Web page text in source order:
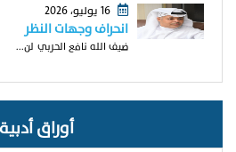
16 يوليو، 2026
انحراف وجهات النظر
ضيف الله نافع الحربي لن...
أوراق أدبية